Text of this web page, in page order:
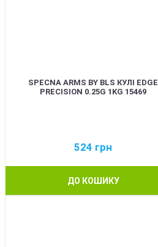
SPECNA ARMS BY BLS КУЛІ EDGE
PRECISION 0.25G 1KG 15469
524 грн
ДО КОШИКУ